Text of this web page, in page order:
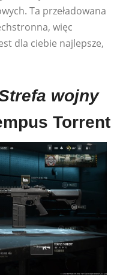
Ta przeładowana
więc
dla ciebie najlepsze,
wojny
Torrent